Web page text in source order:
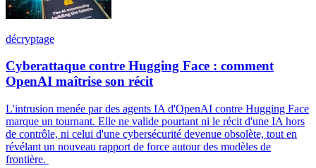
décryptage
Cyberattaque contre Hugging Face : comment
OpenAI maîtrise son récit
L'intrusion menée par des agents IA d'OpenAI contre Hugging Face
marque un tournant. Elle ne valide pourtant ni le récit d'une IA hors
de contrôle, ni celui d'une cybersécurité devenue obsolète, tout en
révélant un nouveau rapport de force autour des modèles de
frontière.